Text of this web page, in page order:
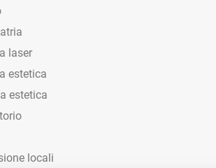
laser
estetica
estetica
locali